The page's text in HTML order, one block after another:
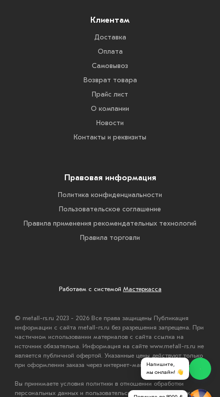
Клиентам
Доставка
Оплата
Самовывоз
Возврат товара
Прайс лист
О компании
Новости
Контакты и реквизиты
Правовая информация
Политика конфиденциальности
Пользовательское соглашение
Правила применения рекомендательных технологий
Правила торговли
Работаем с системой Мастеркасса
© metall-rs.ru 2023 - 2026 Все права защищены Публикация
информации с сайта metall-rs.ru без разрешения запрещена. При
частичном использовании материалов с сайта ссылка на
источник обязательна. Информация на сайте www.metall-rs.ru не
является публичной офертой. Указанные цены действуют только
при оформлении заказа через интернет-магазин www.metall-rs.ru.
Вы принимаете условия политики в отношении обработки
персональных данных и пользовательского соглашения каждый
Напишите,
мы онлайн! 👋